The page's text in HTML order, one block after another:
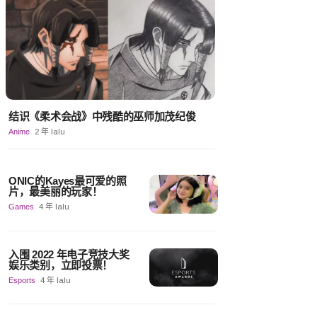
结识《柔术会战》中残酷的巫师加茂纪俊
Anime 2 年 lalu
ONIC的Kayes最可爱的照
片，最美丽的玩家！
Games 4 年 lalu
入围 2022 年电子竞技大奖
娱乐类别，立即投票！
Esports 4 年 lalu